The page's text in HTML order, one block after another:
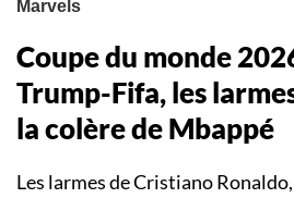
Coupe du monde
Trump-Fifa, les
la colère de Mbappé
Les larmes de Cristiano